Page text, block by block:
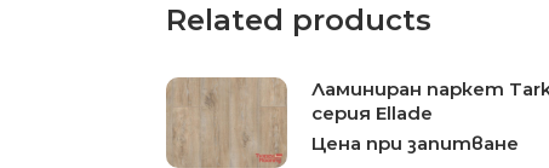
Related products
Ламиниран паркет
серия Ellade
Цена при запитване